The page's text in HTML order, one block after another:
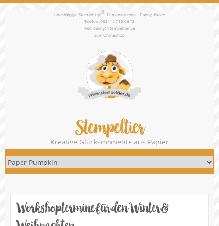
unabhängige Stampin‘ Up!® Demonstratorin | Danny Hikade
Telefon: 08341 / 715 66 72
Mail:danny@stempeltier.de
zumOnlineshop
Stempeltier
Kreative Glücksmomente aus Papier
Workshoptermine für den Winter &